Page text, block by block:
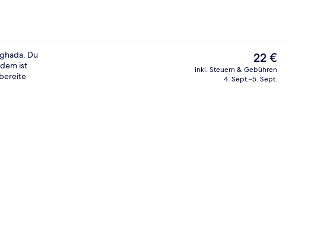
Innenbereich
Du
ist
Der
aktuelle
Preis
22 €
inkl. Steuern & Gebühren
4. Sept.–5. Sept.